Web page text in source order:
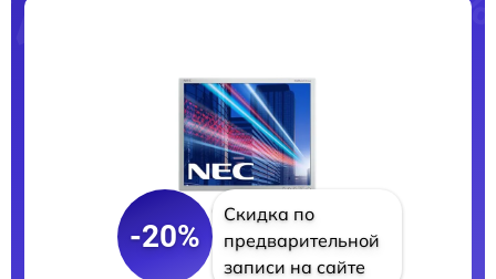
-20%
Скидка по
предварительной
записи на сайте